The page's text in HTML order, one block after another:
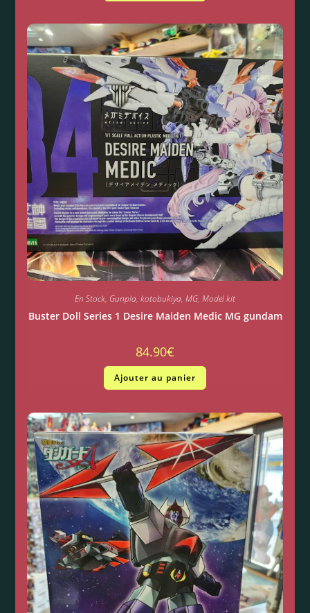
En Stock, Gunpla, kotobukiya, MG, Model kit
Buster Doll Series 1 Desire Maiden Medic MG gundam
84.90€
Ajouter au panier